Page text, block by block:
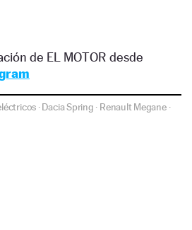
de EL MOTOR desde
·Dacia Spring · Renault Megane·